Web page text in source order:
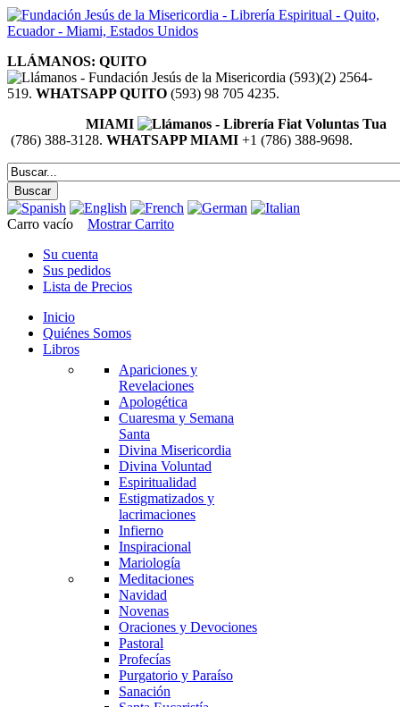
LLÁMANOS: QUITO
(593)(2) 2564-
519. WHATSAPP QUITO (593) 98 705 4235.
MIAMI
(786) 388-3128. WHATSAPP MIAMI +1 (786) 388-9698.
Carro vacío
Mostrar Carrito
Su cuenta
Sus pedidos
Lista de Precios
Inicio
Quiénes Somos
Libros
Apariciones y
Revelaciones
Apologética
Cuaresma y Semana
Santa
Divina Misericordia
Divina Voluntad
Espiritualidad
Estigmatizados y
lacrimaciones
Infierno
Inspiracional
Mariología
Meditaciones
Navidad
Novenas
Oraciones y Devociones
Pastoral
Profecías
Purgatorio y Paraíso
Sanación